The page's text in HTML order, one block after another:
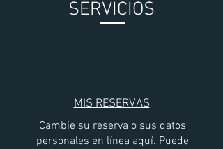
SERVICIOS
​MIS RESERVAS
Cambie su reservao sus datos
personales en línea aquí. Puede